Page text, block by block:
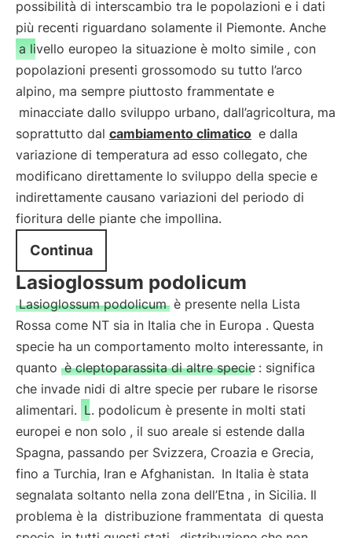
possibilità di interscambio tra le popolazioni e i dati
più recenti riguardano solamente il Piemonte. Anche
a livello europeo la situazione è molto simile , con
popolazioni presenti grossomodo su tutto l’arco
alpino, ma sempre piuttosto frammentate e
minacciate dallo sviluppo urbano, dall’agricoltura, ma
soprattutto dal cambiamento climatico e dalla
variazione di temperatura ad esso collegato, che
modificano direttamente lo sviluppo della specie e
indirettamente causano variazioni del periodo di
fioritura delle piante che impollina.
Continua
Lasioglossum podolicum
Lasioglossum podolicum è presente nella Lista
Rossa come NT sia in Italia che in Europa . Questa
specie ha un comportamento molto interessante, in
quanto è cleptoparassita di altre specie : significa
che invade nidi di altre specie per rubare le risorse
alimentari. L. podolicum è presente in molti stati
europei e non solo , il suo areale si estende dalla
Spagna, passando per Svizzera, Croazia e Grecia,
fino a Turchia, Iran e Afghanistan. In Italia è stata
segnalata soltanto nella zona dell’Etna , in Sicilia. Il
problema è la distribuzione frammentata di questa